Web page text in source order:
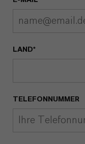
LAND*
TELEFONNUMMER